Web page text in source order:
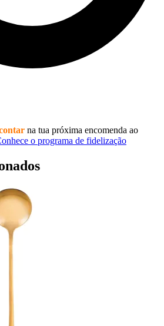
na tua próxima encomenda ao
o programa de fidelização